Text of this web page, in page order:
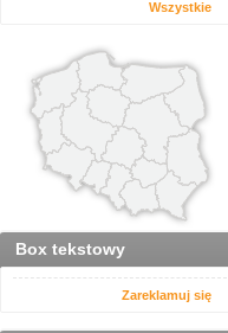
Wszystkie
Box tekstowy
Zareklamuj się